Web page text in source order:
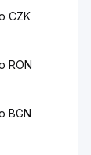
CZK
RON
BGN